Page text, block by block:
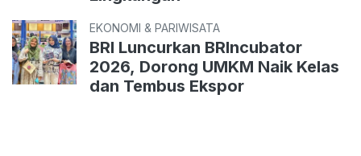
EKONOMI & PARIWISATA
BRI Luncurkan BRIncubator
2026, Dorong UMKM Naik Kelas
dan Tembus Ekspor